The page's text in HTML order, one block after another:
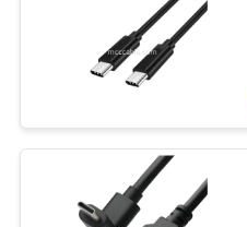
মামলাএমআইপিআই